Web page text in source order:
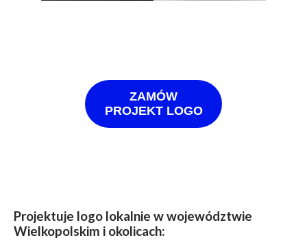
ZAMÓW
PROJEKT LOGO
Projektuje logo lokalnie w województwie
Wielkopolskim i okolicach: